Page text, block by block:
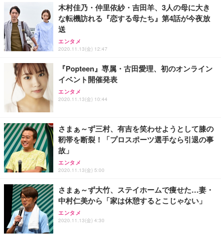
木村佳乃・仲里依紗・吉田羊、3人の母に大き
な転機訪れる『恋する母たち』第4話が今夜放
送
エンタメ
2020.11.13(金) 12:47
『Popteen』専属・古田愛理、初のオンライン
イベント開催発表
エンタメ
2020.11.13(金) 10:44
さまぁ～ず三村、有吉を笑わせようとして膝の
靭帯を断裂！「プロスポーツ選手なら引退の事
故」
エンタメ
2020.11.13(金) 5:00
さまぁ～ず大竹、ステイホームで痩せた…妻・
中村仁美から「家は休憩するとこじゃない」
エンタメ
2020.11.13(金) 4:30